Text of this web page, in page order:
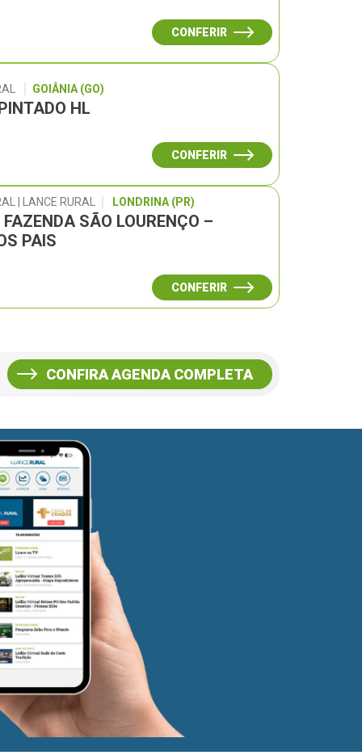
CONFERIR
GOIÂNIA (GO)
HL
CONFERIR
| LANCE RURAL LONDRINA (PR)
SÃO LOURENÇO –
PAIS
CONFERIR
CONFIRA AGENDA COMPLETA